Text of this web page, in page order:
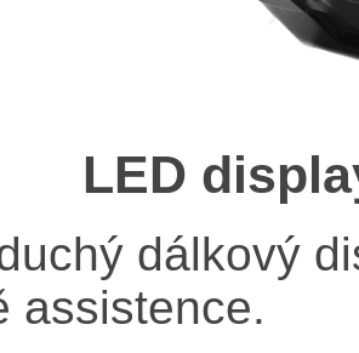
LED
dálkový
assistence.